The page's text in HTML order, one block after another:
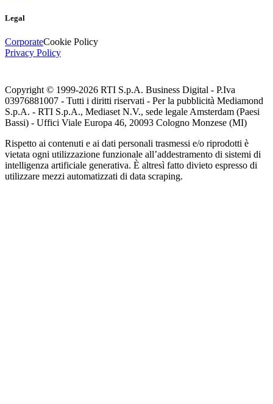
Legal
CorporateCookie Policy
Privacy Policy
Copyright © 1999-2026 RTI S.p.A. Business Digital - P.Iva
03976881007 - Tutti i diritti riservati - Per la pubblicità Mediamond
S.p.A. - RTI S.p.A., Mediaset N.V., sede legale Amsterdam (Paesi
Bassi) - Uffici Viale Europa 46, 20093 Cologno Monzese (MI)
Rispetto ai contenuti e ai dati personali trasmessi e/o riprodotti è
vietata ogni utilizzazione funzionale all’addestramento di sistemi di
intelligenza artificiale generativa. È altresì fatto divieto espresso di
utilizzare mezzi automatizzati di data scraping.